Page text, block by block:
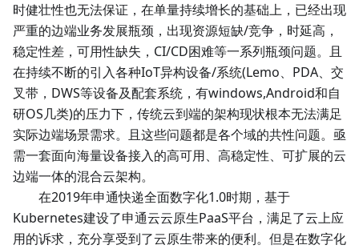
时健壮性也无法保证，在单量持续增长的基础上，已经出现
严重的边端业务发展瓶颈，出现资源短缺/竞争，时延高，
稳定性差，可用性缺失，CI/CD困难等一系列瓶颈问题。且
在持续不断的引入各种IoT异构设备/系统(Lemo、PDA、交
叉带，DWS等设备及配套系统，有windows,Android和自
研OS几类)的压力下，传统云到端的架构现状根本无法满足
实际边端场景需求。且这些问题都是各个域的共性问题。亟
需一套面向海量设备接入的高可用、高稳定性、可扩展的云
边端一体的混合云架构。
在2019年申通快递全面数字化1.0时期，基于
Kubernetes建设了申通云云原生PaaS平台，满足了云上应
用的诉求，充分享受到了云原生带来的便利。但是在数字化